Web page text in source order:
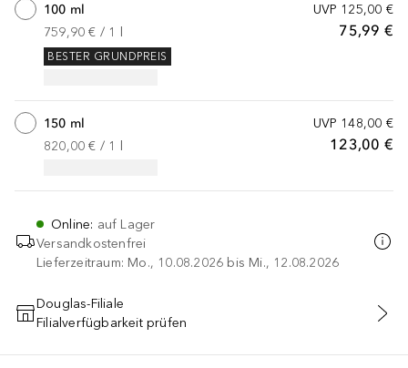
UVP 125,00 €
75,99 €
100 ml
759,90 € / 1
BESTER GRUNDPREIS
UVP 148,00 €
123,00 €
150 ml
820,00 € / 1
Online: auf Lager
Versandkostenfrei
Lieferzeitraum: Mo., 10.08.2026 bis Mi., 12.08.2026
IN DEN WARENKORB
Douglas-Filiale
Filialverfügbarkeit prüfen